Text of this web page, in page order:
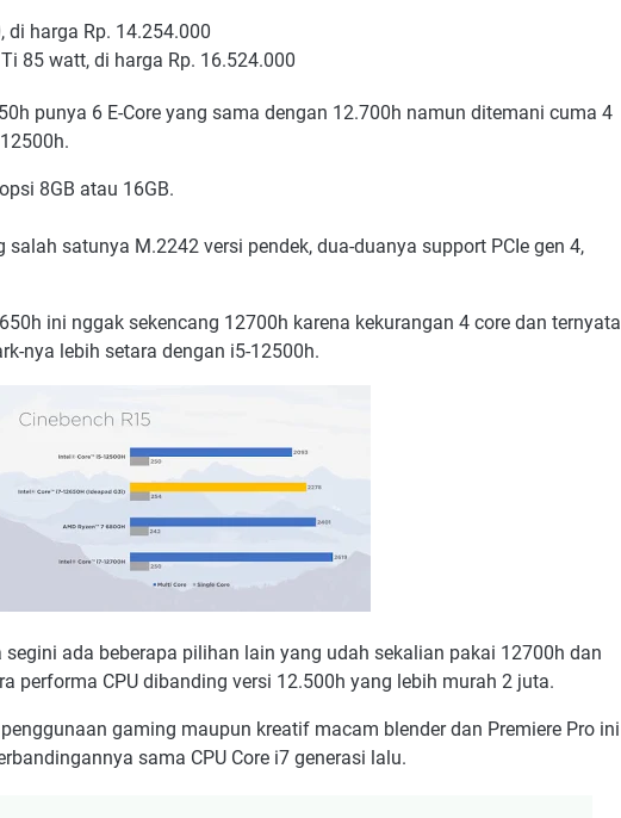
di harga Rp. 14.254.000
85 watt, di harga Rp. 16.524.000
punya 6 E-Core yang sama dengan 12.700h namun ditemani cuma 4
8GB atau 16GB.
satunya M.2242 versi pendek, dua-duanya support PCIe gen 4,
ini nggak sekencang 12700h karena kekurangan 4 core dan ternyata
nya lebih setara dengan i5-12500h.
ada beberapa pilihan lain yang udah sekalian pakai 12700h dan
performa CPU dibanding versi 12.500h yang lebih murah 2 juta.
gaming maupun kreatif macam blender dan Premiere Pro ini
sama CPU Core i7 generasi lalu.